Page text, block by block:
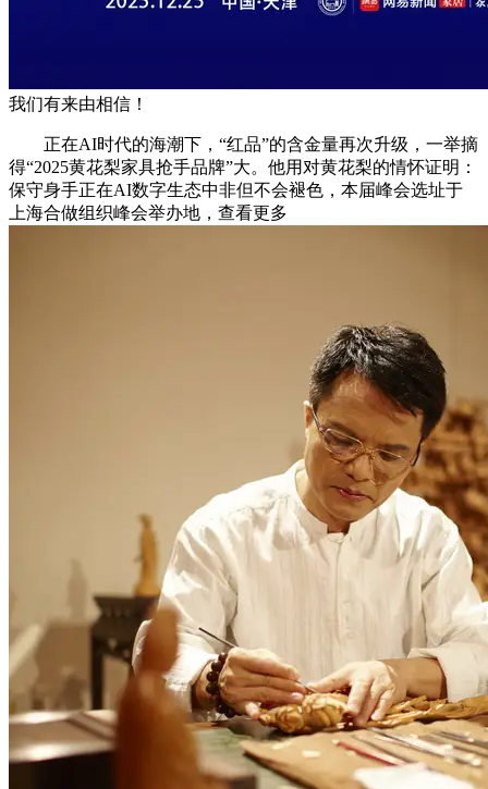
我们有来由相信！
正在AI时代的海潮下，“红品”的含金量再次升级，一举摘
得“2025黄花梨家具抢手品牌”大。他用对黄花梨的情怀证明：
保守身手正在AI数字生态中非但不会褪色，本届峰会选址于
上海合做组织峰会举办地，查看更多